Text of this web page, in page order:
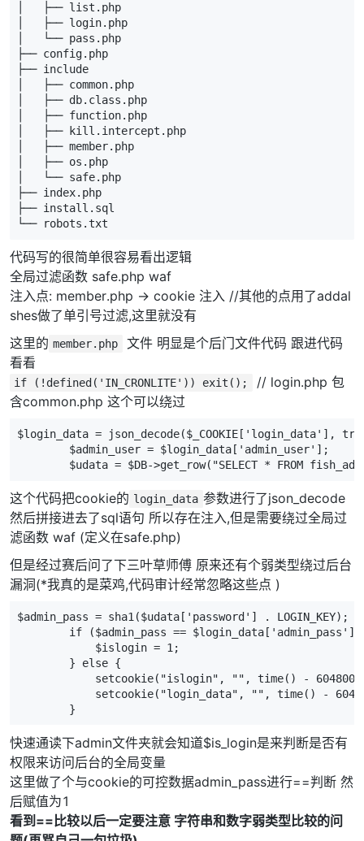
│   ├── list.php
│   ├── login.php
│   └── pass.php
├── config.php
├── include
│   ├── common.php
│   ├── db.class.php
│   ├── function.php
│   ├── kill.intercept.php
│   ├── member.php
│   ├── os.php
│   └── safe.php
├── index.php
├── install.sql
└── robots.txt
代码写的很简单很容易看出逻辑
全局过滤函数 safe.php waf
注入点: member.php -> cookie 注入 //其他的点用了addal
shes做了单引号过滤,这里就没有
这里的 member.php
文件 明显是个后门文件代码 跟进代码
看看
if (!defined('IN_CRONLITE')) exit();
// login.php 包
含common.php 这个可以绕过
$login_data = json_decode($_COOKIE['login_data'],
        $admin_user = $login_data['admin_user'];
$udata = $DB->get_row("SELECT * FROM
这个代码把cookie的 login_data 参数进行了json_decode
然后拼接进去了sql语句 所以存在注入,但是需要绕过全局过
滤函数 waf (定义在safe.php)
但是经过赛后问了下三叶草师傅 原来还有个弱类型绕过后台
漏洞(*我真的是菜鸡,代码审计经常忽略这些点 )
$admin_pass = sha1($udata['password'] . LOGIN_KEY);
if ($admin_pass ==
            $islogin = 1;
        } else {
setcookie("islogin", "", time() -
setcookie("login_data", "", time() -
        }
快速通读下admin文件夹就会知道$is_login是来判断是否有
权限来访问后台的全局变量
这里做了个与cookie的可控数据admin_pass进行==判断 然
后赋值为1
看到==比较以后一定要注意 字符串和数字弱类型比较的问